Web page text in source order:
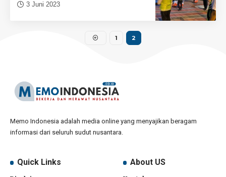
3 Juni 2023
1 2
Memo Indonesia adalah media online yang menyajikan beragam
informasi dari seluruh sudut nusantara.
Quick Links About US